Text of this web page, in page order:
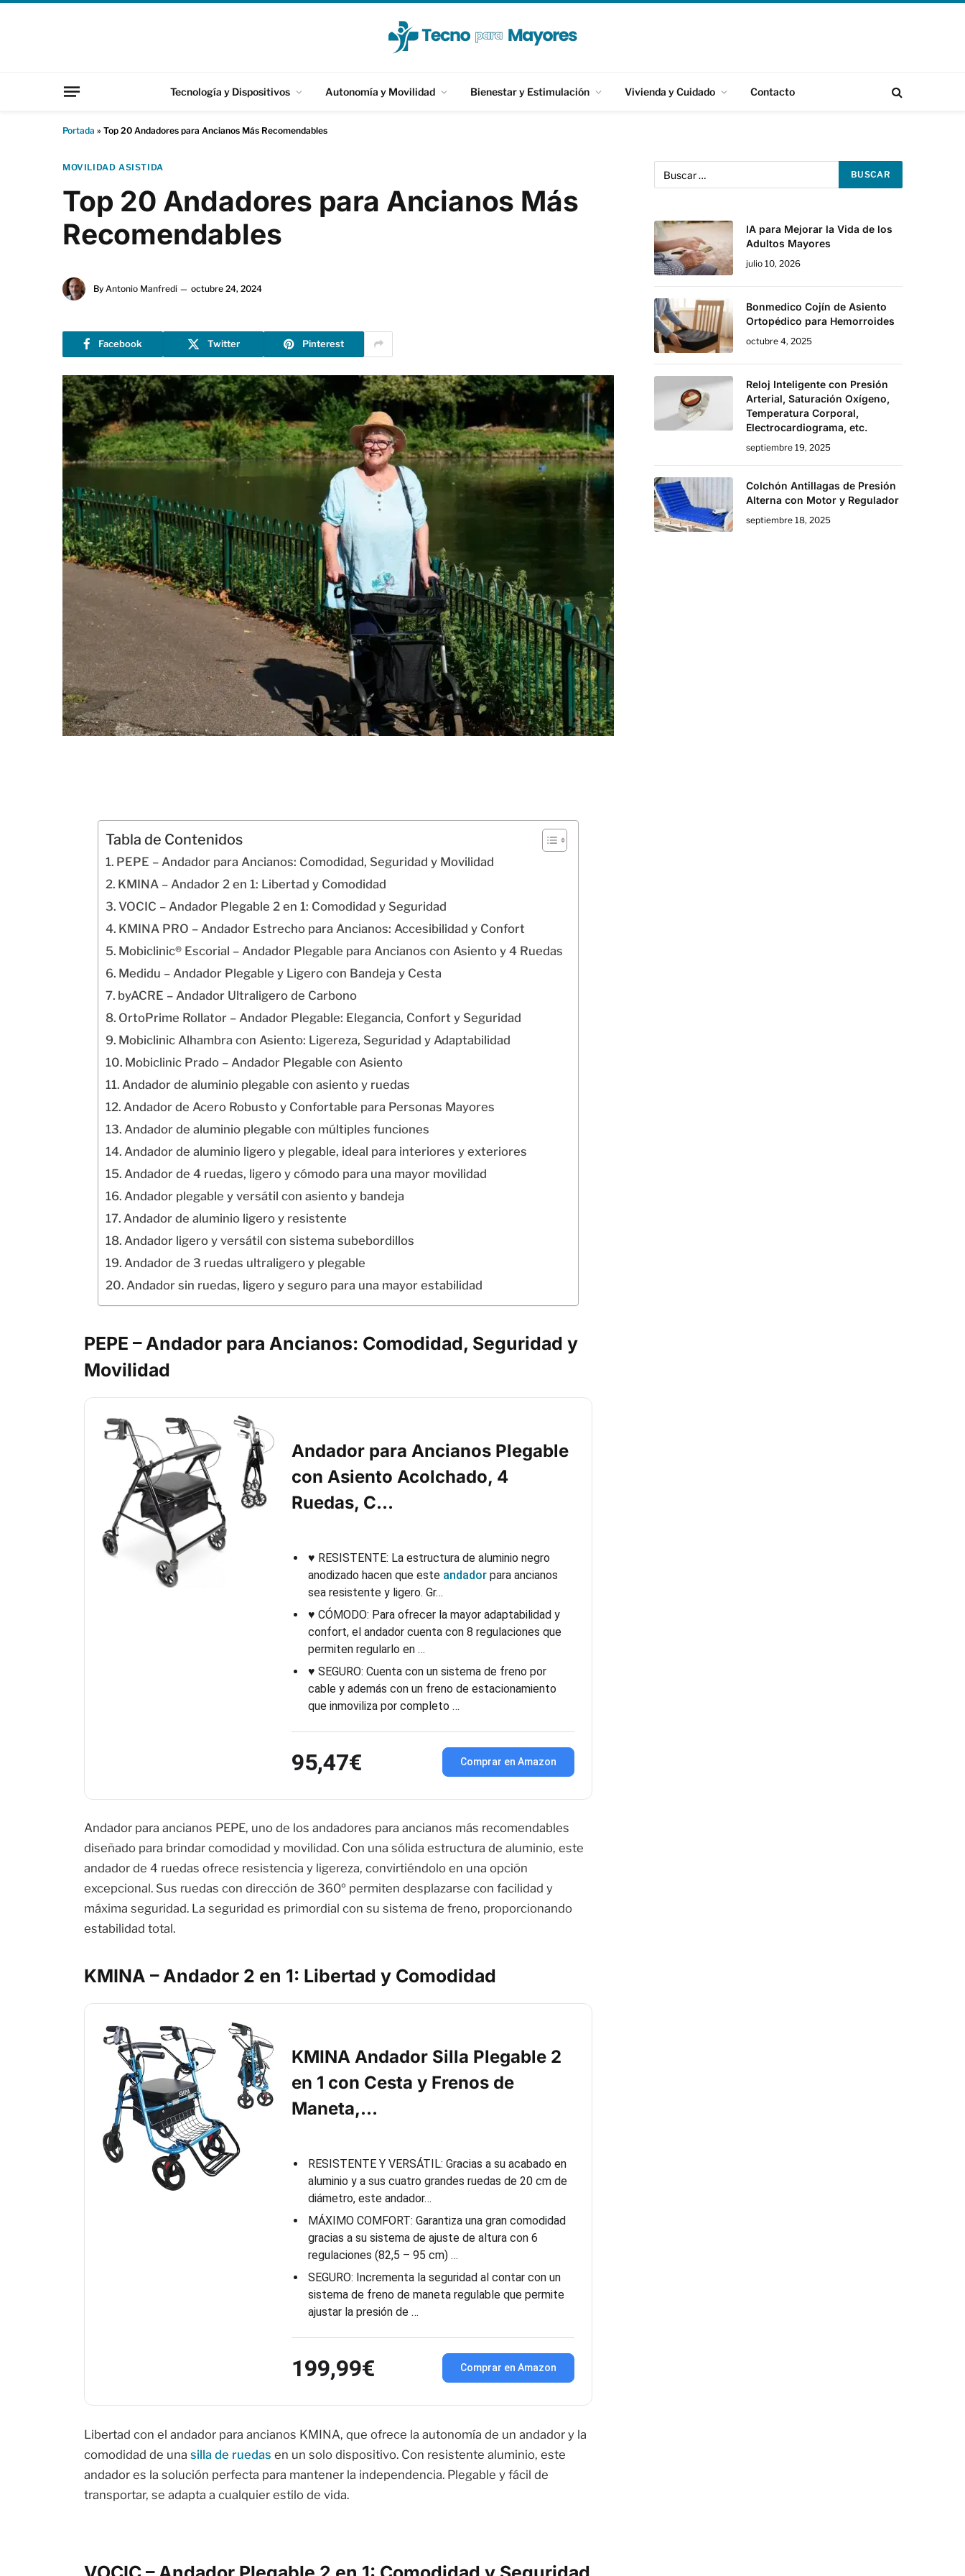
Tecnología y Dispositivos Autonomía y Movilidad Bienestar y Estimulación Vivienda y Cuidado Contacto
Portada » Top 20 Andadores para Ancianos Más Recomendables
MOVILIDAD ASISTIDA
Top 20 Andadores para Ancianos Más
Recomendables
By Antonio Manfredi octubre 24, 2024
Facebook Twitter Pinterest
Tabla de Contenidos
PEPE – Andador para Ancianos: Comodidad, Seguridad y Movilidad
KMINA – Andador 2 en 1: Libertad y Comodidad
VOCIC – Andador Plegable 2 en 1: Comodidad y Seguridad
KMINA PRO – Andador Estrecho para Ancianos: Accesibilidad y Confort
Mobiclinic® Escorial – Andador Plegable para Ancianos con Asiento y 4 Ruedas
Medidu – Andador Plegable y Ligero con Bandeja y Cesta
byACRE – Andador Ultraligero de Carbono
OrtoPrime Rollator – Andador Plegable: Elegancia, Confort y Seguridad
Mobiclinic Alhambra con Asiento: Ligereza, Seguridad y Adaptabilidad
Mobiclinic Prado – Andador Plegable con Asiento
Andador de aluminio plegable con asiento y ruedas
Andador de Acero Robusto y Confortable para Personas Mayores
Andador de aluminio plegable con múltiples funciones
Andador de aluminio ligero y plegable, ideal para interiores y exteriores
Andador de 4 ruedas, ligero y cómodo para una mayor movilidad
Andador plegable y versátil con asiento y bandeja
Andador de aluminio ligero y resistente
Andador ligero y versátil con sistema subebordillos
Andador de 3 ruedas ultraligero y plegable
Andador sin ruedas, ligero y seguro para una mayor estabilidad
PEPE – Andador para Ancianos: Comodidad, Seguridad y
Movilidad
Andador para Ancianos Plegable
con Asiento Acolchado, 4
Ruedas, C…
♥ RESISTENTE: La estructura de aluminio negro
anodizado hacen que este andador para ancianos
sea resistente y ligero. Gr…
♥ CÓMODO: Para ofrecer la mayor adaptabilidad y
confort, el andador cuenta con 8 regulaciones que
permiten regularlo en …
♥ SEGURO: Cuenta con un sistema de freno por
cable y además con un freno de estacionamiento
que inmoviliza por completo …
95,47€ Comprar en Amazon
Andador para ancianos PEPE, uno de los andadores para ancianos más recomendables
diseñado para brindar comodidad y movilidad. Con una sólida estructura de aluminio, este
andador de 4 ruedas ofrece resistencia y ligereza, convirtiéndolo en una opción
excepcional. Sus ruedas con dirección de 360º permiten desplazarse con facilidad y
máxima seguridad. La seguridad es primordial con su sistema de freno, proporcionando
estabilidad total.
KMINA – Andador 2 en 1: Libertad y Comodidad
KMINA Andador Silla Plegable 2
en 1 con Cesta y Frenos de
Maneta,…
RESISTENTE Y VERSÁTIL: Gracias a su acabado en
aluminio y a sus cuatro grandes ruedas de 20 cm de
diámetro, este andador…
MÁXIMO COMFORT: Garantiza una gran comodidad
gracias a su sistema de ajuste de altura con 6
regulaciones (82,5 – 95 cm) …
SEGURO: Incrementa la seguridad al contar con un
sistema de freno de maneta regulable que permite
ajustar la presión de …
199,99€ Comprar en Amazon
Libertad con el andador para ancianos KMINA, que ofrece la autonomía de un andador y la
comodidad de unasilla de ruedas en un solo dispositivo. Con resistente aluminio, este
andador es la solución perfecta para mantener la independencia. Plegable y fácil de
transportar, se adapta a cualquier estilo de vida.
IA para Mejorar la Vida de los
Adultos Mayores
julio 10, 2026
Bonmedico Cojín de Asiento
Ortopédico para Hemorroides
octubre 4, 2025
Reloj Inteligente con Presión
Arterial, Saturación Oxígeno,
Temperatura Corporal,
Electrocardiograma, etc.
septiembre 19, 2025
Colchón Antillagas de Presión
Alterna con Motor y Regulador
septiembre 18, 2025